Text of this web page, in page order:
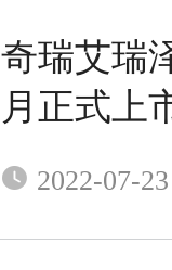
奇瑞艾瑞
月正式上
2022-07-23